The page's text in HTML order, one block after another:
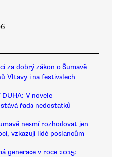
za dobrý zákon o Šumavě
Vltavy i na festivalech
DUHA: V novele
řada nedostatků
nesmí rozhodovat jen
vzkazují lidé poslancům
generace v roce 2015: